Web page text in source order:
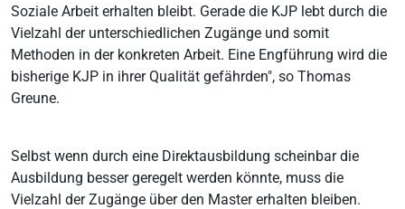
Soziale Arbeit erhalten bleibt. Gerade die KJP lebt durch die
Vielzahl der unterschiedlichen Zugänge und somit
Methoden in der konkreten Arbeit. Eine Engführung wird die
bisherige KJP in ihrer Qualität gefährden", so Thomas
Greune.
Selbst wenn durch eine Direktausbildung scheinbar die
Ausbildung besser geregelt werden könnte, muss die
Vielzahl der Zugänge über den Master erhalten bleiben.